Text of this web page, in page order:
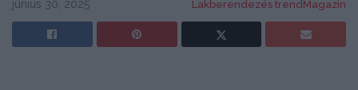
június 30, 2025 Lakberendezés trendMagazin